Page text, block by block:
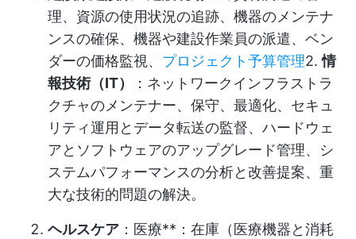
理、資源の使用状況の追跡、機器のメンテナ
ンスの確保、機器や建設作業員の派遣、ベン
ダーの価格監視、 プロジェクト予算管理2.情
報技術（IT）
：ネットワークインフラストラ
クチャのメンテナー、保守、最適化、セキュ
リティ運用とデータ転送の監督、ハードウェ
アとソフトウェアのアップグレード管理、シ
ステムパフォーマンスの分析と改善提案、重
大な技術的問題の解決。
ヘルスケア ：医療**：在庫（医療機器と消耗